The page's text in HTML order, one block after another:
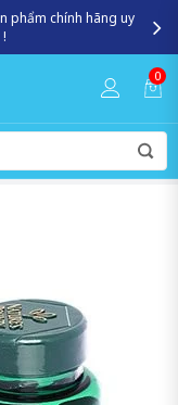
phẩm chính hãng uy
0